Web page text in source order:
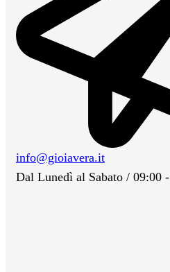
info@gioiavera.it
Dal Lunedì al Sabato / 09:00